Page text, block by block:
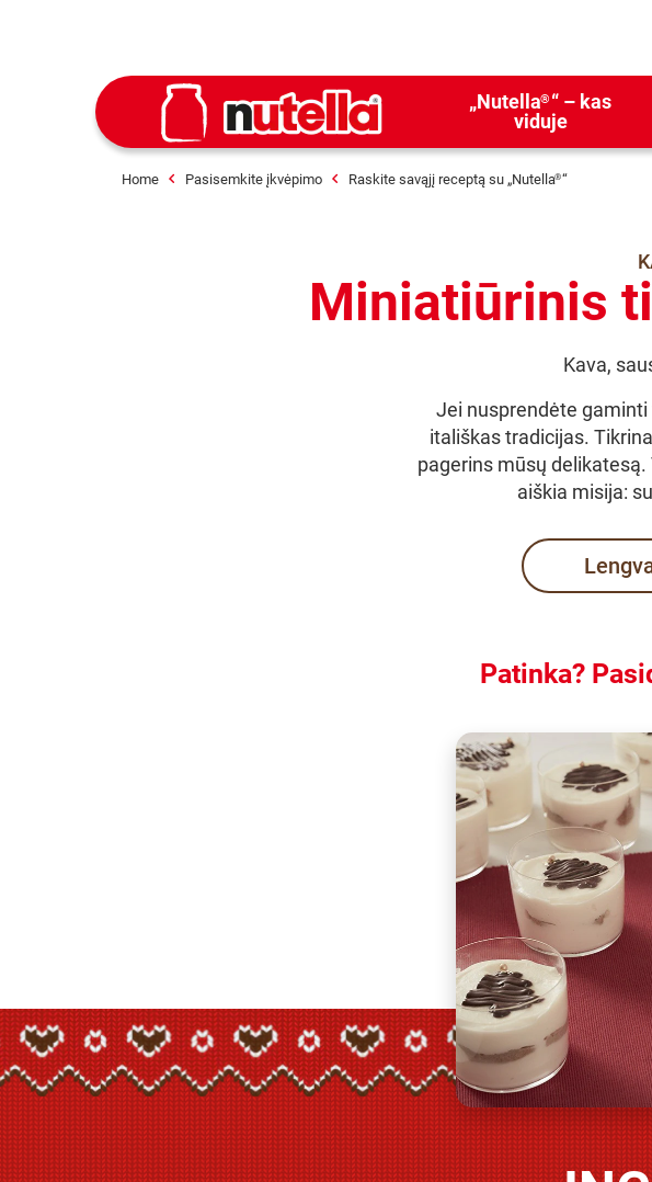
„Nutella® “ – kas
viduje
Home Pasisemkite įkvėpimo Raskite savąjį receptą su „Nutella®“
Miniatiūrinis
Kava,
Jei nusprendėte
itališkas tradicijas.
pagerins mūsų delikatesą.
aiškia misija:
Patinka?